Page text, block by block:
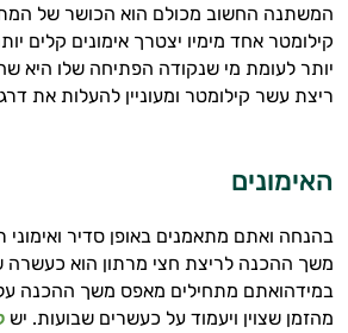
המשתנה החשוב מכולם הוא הכושר של
קילומטר אחד מימיו יצטרך אימונים קלים
יותר לעומת מי שנקודה הפתיחה שלו היא
ריצת עשר קילומטר ומעוניין להעלות את
האימונים
בהנחה ואתם מתאמנים באופן סדיר ואימוני
משך ההכנה לריצת חצי מרתון הוא כעשרה
במידהואתם מתחילים מאפס משך ההכנה
מהזמן שצוין ויעמוד על כעשרים שבועות. יש
אני כאן כדי לעזור לך להתאים את
התזונה ומוצרי הבריאות
ולמצב הגופני שלך, ולהסביר לך
עובדים יחד כדי למקסם תוצאות גם
המטרה שלי היא להתאים עבורך
זה הזמן להתחיל. איך אוכל